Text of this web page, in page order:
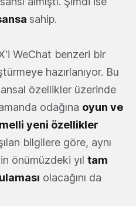
sahip.
WeChat benzeri bir
hazırlanıyor. Bu
özellikler üzerinde
odağına oyun ve
yeni özellikler
bilgilere göre, aynı
önümüzdeki yıl tam
olacağını da